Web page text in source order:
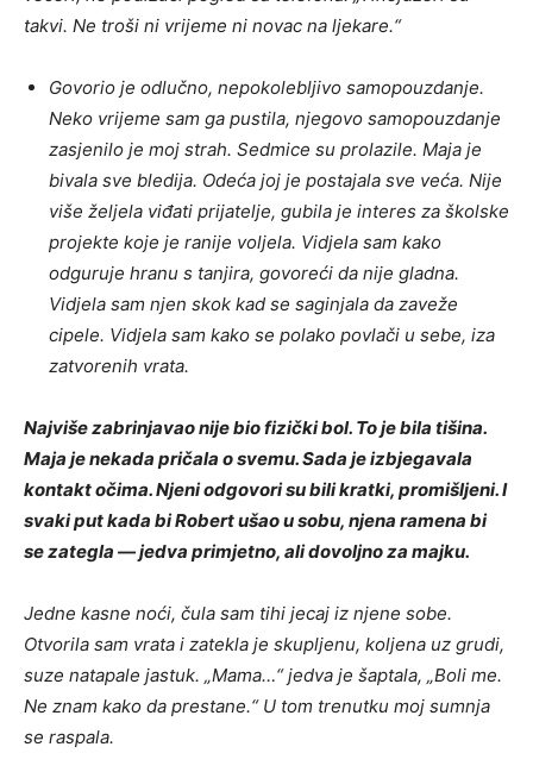
takvi. Ne troši ni vrijeme ni novac na ljekare.“
Govorio je odlučno, nepokolebljivo samopouzdanje.
Neko vrijeme sam ga pustila, njegovo samopouzdanje
zasjenilo je moj strah. Sedmice su prolazile. Maja je
bivala sve bledija. Odeća joj je postajala sve veća. Nije
više željela viđati prijatelje, gubila je interes za školske
projekte koje je ranije voljela. Vidjela sam kako
odguruje hranu s tanjira, govoreći da nije gladna.
Vidjela sam njen skok kad se saginjala da zaveže
cipele. Vidjela sam kako se polako povlači u sebe, iza
zatvorenih vrata.
Najviše zabrinjavao nije bio fizički bol. To je bila tišina.
Maja je nekada pričala o svemu. Sada je izbjegavala
kontakt očima. Njeni odgovori su bili kratki, promišljeni. I
svaki put kada bi Robert ušao u sobu, njena ramena bi
se zategla — jedva primjetno, ali dovoljno za majku.
Jedne kasne noći, čula sam tihi jecaj iz njene sobe.
Otvorila sam vrata i zatekla je skupljenu, koljena uz grudi,
suze natapale jastuk. „Mama…“ jedva je šaptala, „Boli me.
Ne znam kako da prestane.“ U tom trenutku moj sumnja
se raspala.